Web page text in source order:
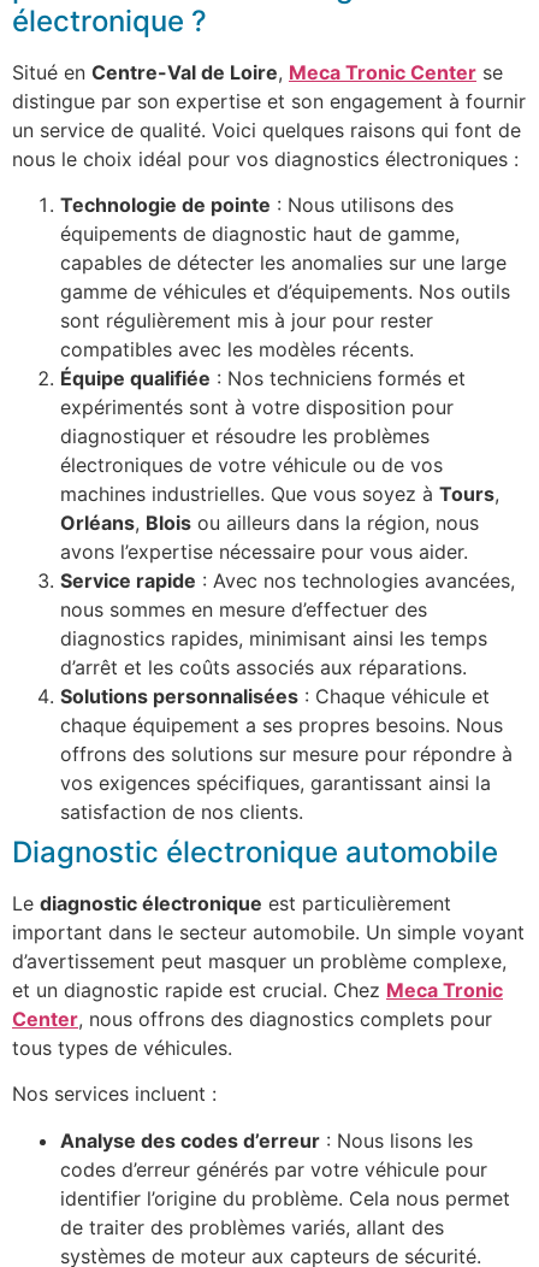
électronique ?
Situé en Centre-Val de Loire, Meca Tronic Center se
distingue par son expertise et son engagement à fournir
un service de qualité. Voici quelques raisons qui font de
nous le choix idéal pour vos diagnostics électroniques :
Technologie de pointe : Nous utilisons des
équipements de diagnostic haut de gamme,
capables de détecter les anomalies sur une large
gamme de véhicules et d’équipements. Nos outils
sont régulièrement mis à jour pour rester
compatibles avec les modèles récents.
Équipe qualifiée : Nos techniciens formés et
expérimentés sont à votre disposition pour
diagnostiquer et résoudre les problèmes
électroniques de votre véhicule ou de vos
machines industrielles. Que vous soyez à Tours,
Orléans, Blois ou ailleurs dans la région, nous
avons l’expertise nécessaire pour vous aider.
Service rapide : Avec nos technologies avancées,
nous sommes en mesure d’effectuer des
diagnostics rapides, minimisant ainsi les temps
d’arrêt et les coûts associés aux réparations.
Solutions personnalisées : Chaque véhicule et
chaque équipement a ses propres besoins. Nous
offrons des solutions sur mesure pour répondre à
vos exigences spécifiques, garantissant ainsi la
satisfaction de nos clients.
Diagnostic électronique automobile
Le diagnostic électronique est particulièrement
important dans le secteur automobile. Un simple voyant
d’avertissement peut masquer un problème complexe,
et un diagnostic rapide est crucial. Chez Meca Tronic
Center, nous offrons des diagnostics complets pour
tous types de véhicules.
Nos services incluent :
Analyse des codes d’erreur : Nous lisons les
codes d’erreur générés par votre véhicule pour
identifier l’origine du problème. Cela nous permet
de traiter des problèmes variés, allant des
systèmes de moteur aux capteurs de sécurité.